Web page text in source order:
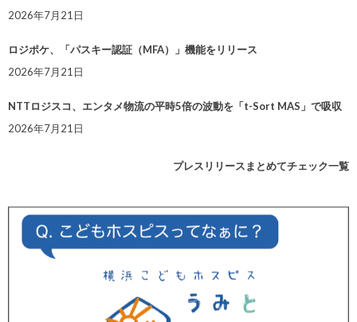
2026年7月21日
ロジポケ、「パスキー認証（MFA）」機能をリリース
2026年7月21日
NTTロジスコ、エンタメ物流の平時5倍の波動を「t-Sort MAS」で吸収
2026年7月21日
プレスリリースまとめてチェック一覧